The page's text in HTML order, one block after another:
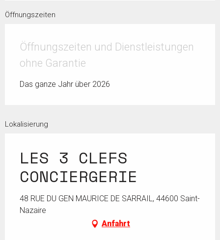
Öffnungszeiten
Öffnungszeiten und Dienstleistungen
ohne Garantie
Das ganze Jahr über 2026
Lokalisierung
LES 3 CLEFS
CONCIERGERIE
48 RUE DU GEN MAURICE DE SARRAIL, 44600 Saint-
Nazaire
Anfahrt